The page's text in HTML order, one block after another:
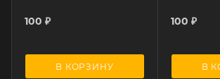
100 ₽
В КОРЗИНУ
100 ₽
В